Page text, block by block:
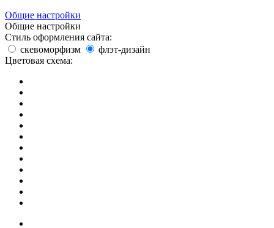
Общие настройки
Общие настройки
Стиль оформления сайта:
скевоморфизм
флэт-дизайн
Цветовая схема: